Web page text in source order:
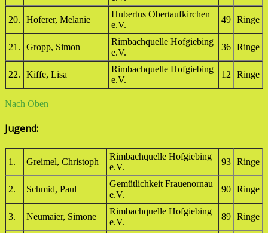
20. Hoferer, Melanie
Hubertus Obertaufkirchen
e.V.
49 Ringe
21. Gropp, Simon
Rimbachquelle Hofgiebing
e.V.
36 Ringe
22. Kiffe, Lisa
Rimbachquelle Hofgiebing
e.V.
12 Ringe
Nach Oben
Jugend:
1. Greimel, Christoph
Rimbachquelle Hofgiebing
e.V.
93 Ringe
2. Schmid, Paul
Gemütlichkeit Frauenornau
e.V.
90 Ringe
3. Neumaier, Simone
Rimbachquelle Hofgiebing
e.V.
89 Ringe